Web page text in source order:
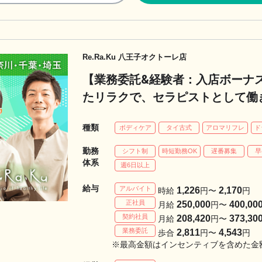
Re.Ra.Ku 八王子オクトーレ店
【業務委託&経験者：入店ボー
たリラクで、セラピストとして
種類 ボディケア タイ古式 アロマリフレ
勤務
体系
シフト制 時短勤務OK 遅番募集
週6日以上
給与 アルバイト 時給 1,226円〜2,170円
正社員 月給250,000円〜
契約社員 月給208,420円〜
業務委託 歩合2,811円〜4,543円
※最高金額はインセンティブを含めた金